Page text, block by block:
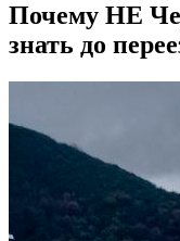
Почему НЕ
знать до